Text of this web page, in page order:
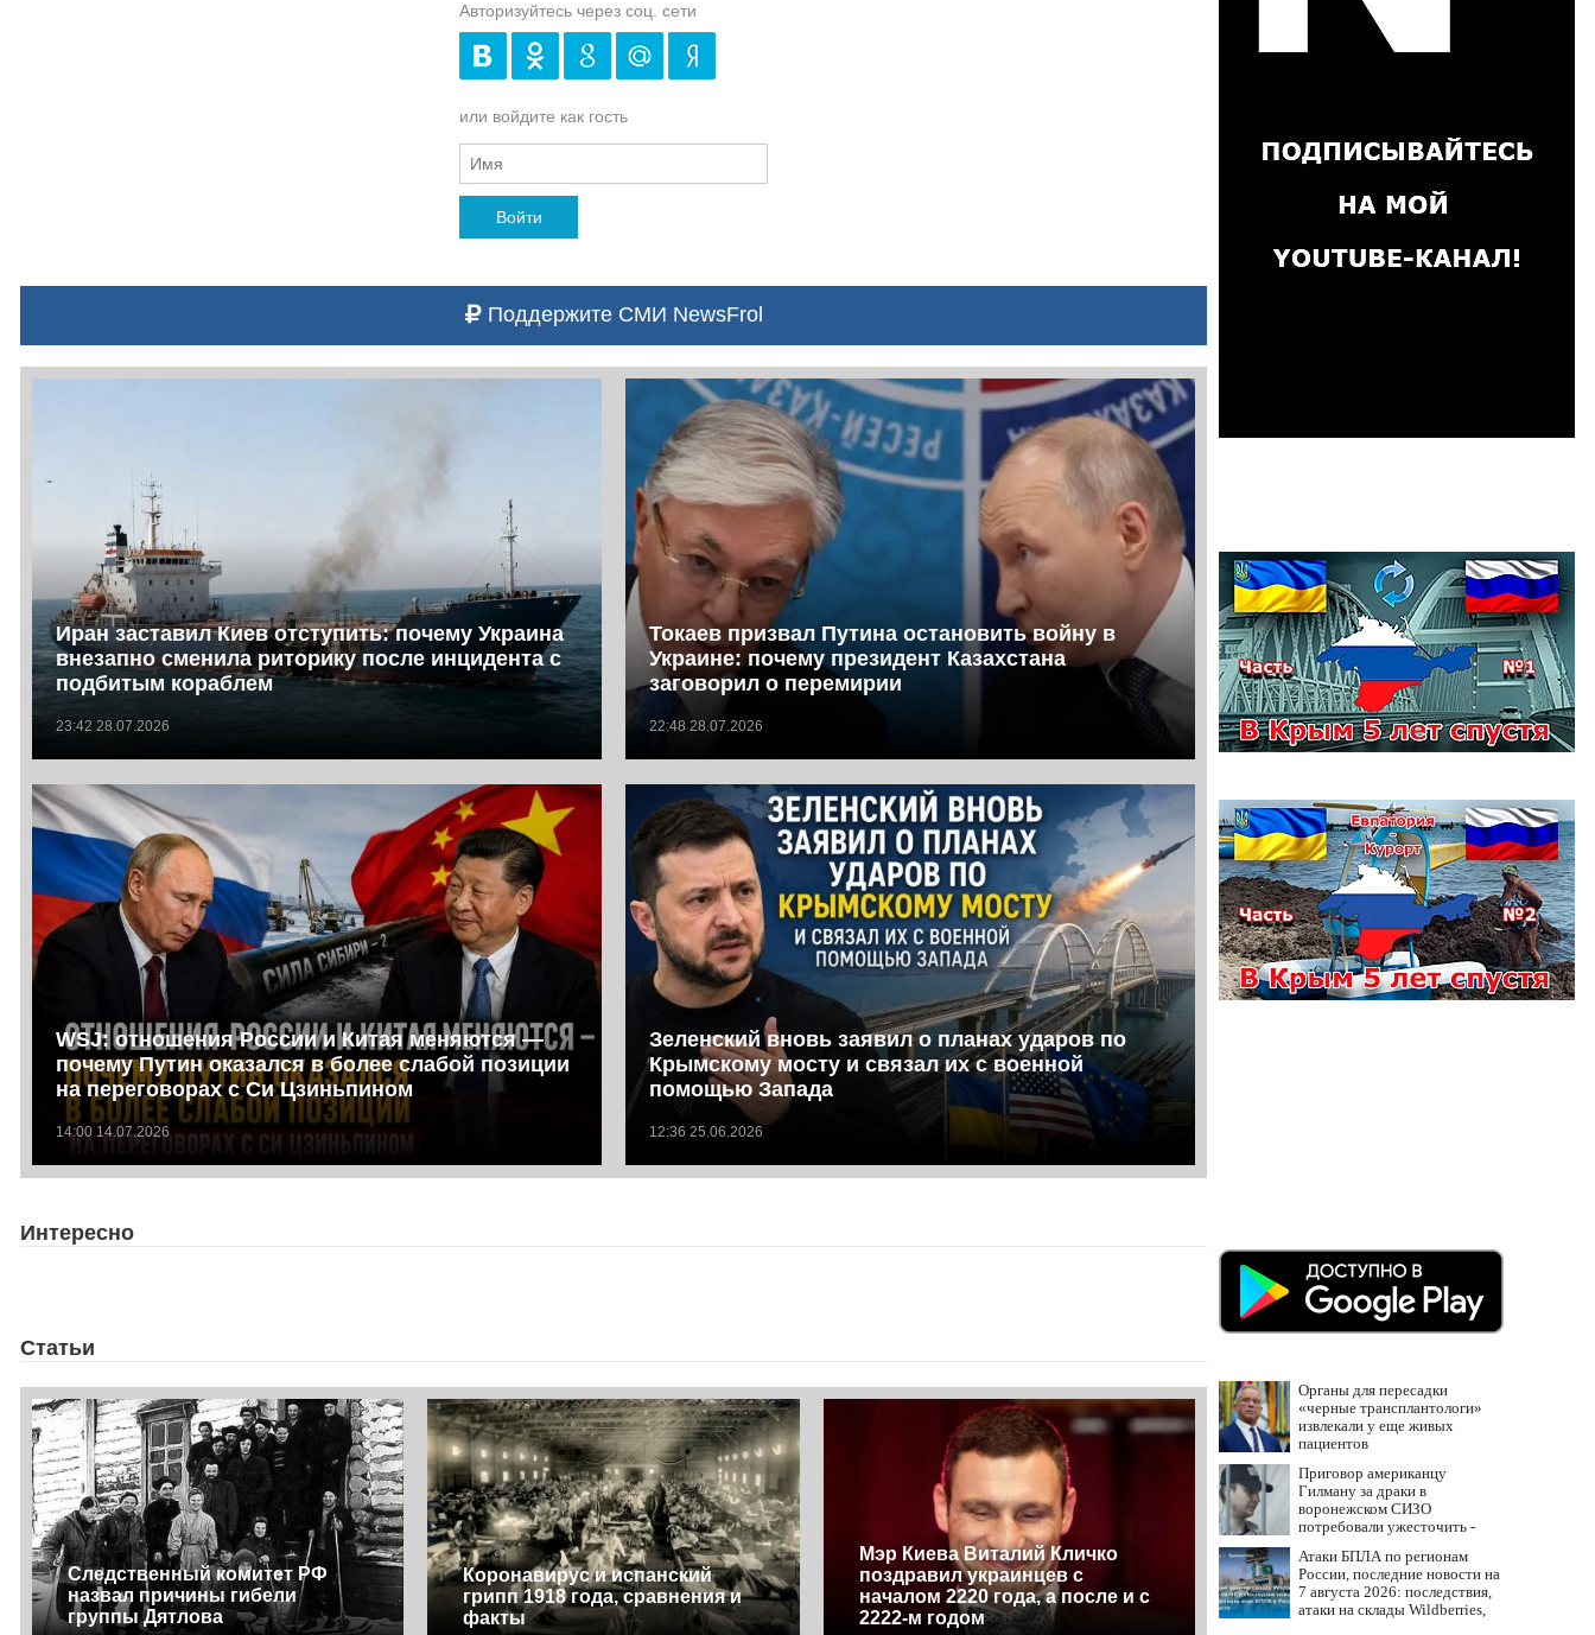
Авторизуйтесь через соц. сети
или войдите как гость
Войти
Поддержите СМИ NewsFrol
Иран заставил Киев отступить: почему Украина
внезапно сменила риторику после инцидента с
подбитым кораблем
23:42 28.07.2026
Токаев призвал Путина остановить войну в
Украине: почему президент Казахстана
заговорил о перемирии
22:48 28.07.2026
WSJ: отношения России и Китая меняются —
почему Путин оказался в более слабой позиции
на переговорах с Си Цзиньпином
14:00 14.07.2026
Зеленский вновь заявил о планах ударов по
Крымскому мосту и связал их с военной
помощью Запада
12:36 25.06.2026
Интересно
Статьи
Следственный комитет РФ
назвал причины гибели
группы Дятлова
Коронавирус и испанский
грипп 1918 года, сравнения и
факты
Мэр Киева Виталий Кличко
поздравил украинцев с
началом 2220 года, а после и с
2222-м годом
Органы для пересадки
«черные трансплантологи»
извлекали у еще живых
пациентов
Приговор американцу
Гилману за драки в
воронежском СИЗО
потребовали ужесточить -
Атаки БПЛА по регионам
России, последние новости на
7 августа 2026: последствия,
атаки на склады Wildberries,